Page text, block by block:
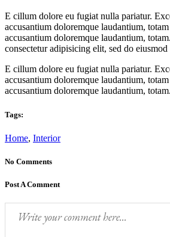
E cillum dolore eu fugiat nulla pariatur.
accusantium doloremque laudantium,
accusantium doloremque laudantium,
consectetur adipisicing elit, sed do
E cillum dolore eu fugiat nulla pariatur.
accusantium doloremque laudantium,
accusantium doloremque laudantium,
Tags:
Home, Interior
No Comments
Post A Comment